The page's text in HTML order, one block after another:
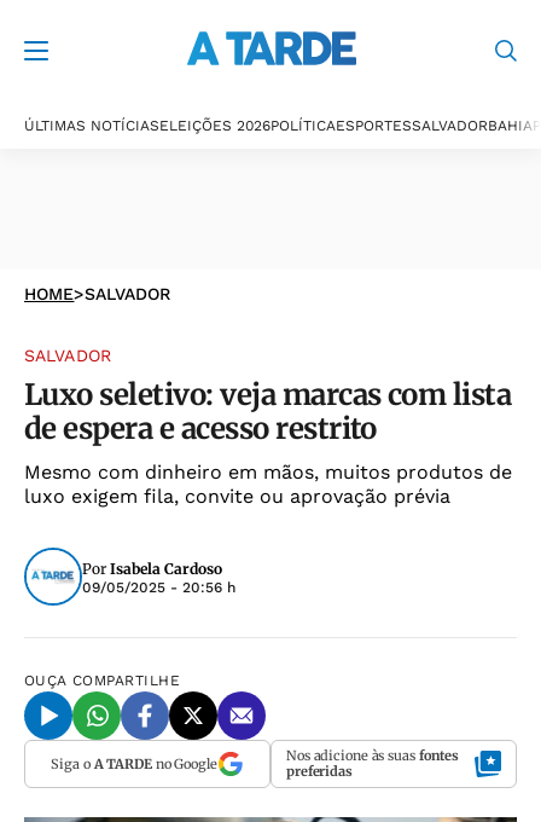
ÚLTIMAS NOTÍCIASELEIÇÕES 2026POLÍTICAESPORTESSALVADORBAHIA
HOME>SALVADOR
SALVADOR
Luxo seletivo: veja marcas com lista
de espera e acesso restrito
Mesmo com dinheiro em mãos, muitos produtos de
luxo exigem fila, convite ou aprovação prévia
Por Isabela Cardoso
09/05/2025 - 20:56 h
OUÇA COMPARTILHE
Siga o A TARDEno Google Nos adicione às suas fontes
preferidas